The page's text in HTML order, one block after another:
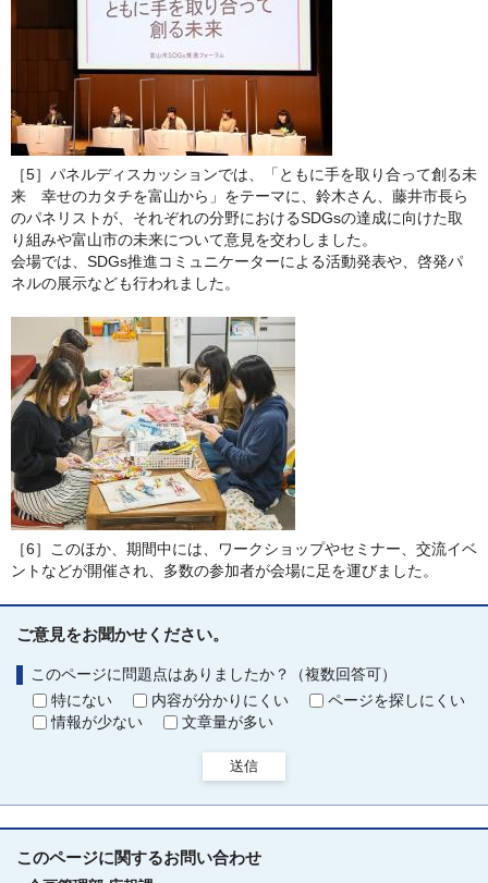
［5］パネルディスカッションでは、「ともに手を取り合って創る未
来 幸せのカタチを富山から」をテーマに、鈴木さん、藤井市長ら
のパネリストが、それぞれの分野におけるSDGsの達成に向けた取
り組みや富山市の未来について意見を交わしました。
会場では、SDGs推進コミュニケーターによる活動発表や、啓発パ
ネルの展示なども行われました。
［6］このほか、期間中には、ワークショップやセミナー、交流イベ
ントなどが開催され、多数の参加者が会場に足を運びました。
ご意見をお聞かせください。
このページに問題点はありましたか？（複数回答可）
特にない
内容が分かりにくい
ページを探しにくい
情報が少ない
文章量が多い
送信
このページに関するお問い合わせ